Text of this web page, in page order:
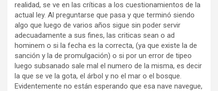
realidad, se ve en las críticas a los cuestionamientos de la
actual ley. Al preguntarse que pasa y que terminó siendo
algo que luego de varios años sigue sin poder servir
adecuadamente a sus fines, las criticas sean o ad
hominem o si la fecha es la correcta, (ya que existe la de
sanción y la de promulgación) o si por un error de tipeo
luego subsanado sale mal el numero de la misma, es decir
la que se ve la gota, el árbol y no el mar o el bosque.
Evidentemente no están esperando que esa nave navegue,